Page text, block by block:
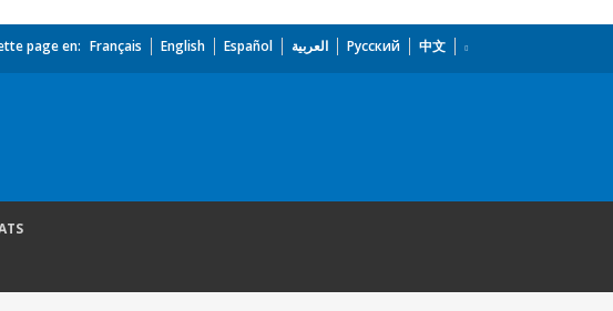
page en: Français English Español العربية Русский 中文